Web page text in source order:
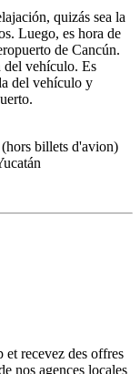
quizás sea la
Luego, es hora de
de Cancún.
vehículo. Es
del vehículo y
(hors billets d'avion)
et recevez des offres
nos agences locales